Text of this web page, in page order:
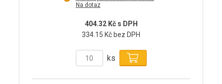
Na dotaz
404.32 Kč s DPH
334.15 Kč bez DPH
ks